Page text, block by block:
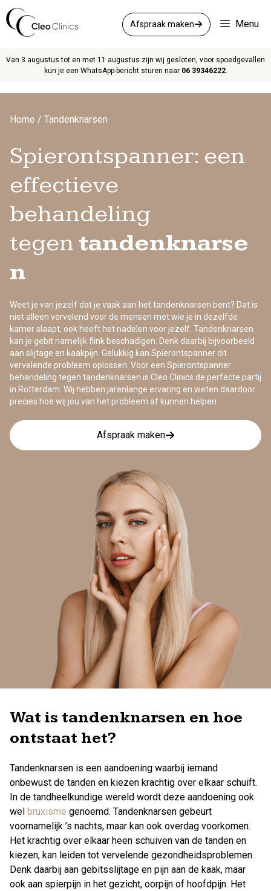
naar
Menu
Afspraak maken
Van 3 augustus tot en met 11 augustus zijn wij gesloten, voor spoedgevallen
kun je een WhatsApp-bericht sturen naar 06 39346222.
Home / Tandenknarsen
Spierontspanner: een
effectieve
behandeling
tegen tandenknarse
n
Weet je van jezelf dat je vaak aan het tandenknarsen bent? Dat is
niet alleen vervelend voor de mensen met wie je in dezelfde
kamer slaapt, ook heeft het nadelen voor jezelf. Tandenknarsen
kan je gebit namelijk flink beschadigen. Denk daarbij bijvoorbeeld
aan slijtage en kaakpijn. Gelukkig kan Spierontspanner dit
vervelende probleem oplossen. Voor een Spierontspanner
behandeling tegen tandenknarsen is Cleo Clinics de perfecte partij
in Rotterdam. Wij hebben jarenlange ervaring en weten daardoor
precies hoe wij jou van het probleem af kunnen helpen.
Afspraak maken
Wat is tandenknarsen en hoe
ontstaat het?
Tandenknarsen is een aandoening waarbij iemand
onbewust de tanden en kiezen krachtig over elkaar schuift.
In de tandheelkundige wereld wordt deze aandoening ook
wel bruxisme genoemd. Tandenknarsen gebeurt
voornamelijk ’s nachts, maar kan ook overdag voorkomen.
Het krachtig over elkaar heen schuiven van de tanden en
kiezen, kan leiden tot vervelende gezondheidsproblemen.
Denk daarbij aan gebitsslijtage en pijn aan de kaak, maar
ook aan spierpijn in het gezicht, oorpijn of hoofdpijn. Het